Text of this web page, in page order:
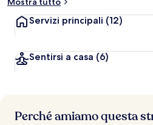
Servizi principali (12)
Sentirsi a casa (6)
Perché amiamo questa